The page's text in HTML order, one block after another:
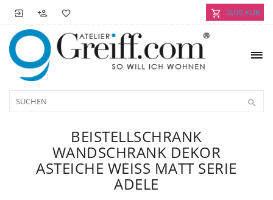
0,00 EUR
BEISTELLSCHRANK
WANDSCHRANK DEKOR
ASTEICHE WEISS MATT SERIE A
DELE